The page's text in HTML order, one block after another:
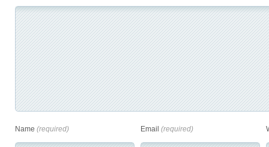
Name (required) Email (required)